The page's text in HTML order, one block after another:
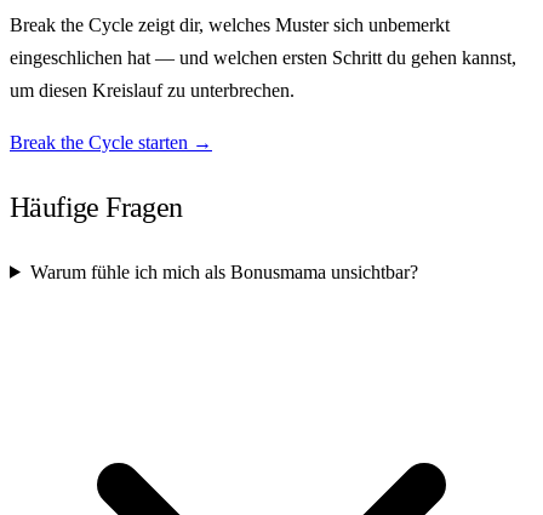
Break the Cycle zeigt dir, welches Muster sich unbemerkt
eingeschlichen hat — und welchen ersten Schritt du gehen kannst,
um diesen Kreislauf zu unterbrechen.
Break the Cycle starten →
Häufige Fragen
Warum fühle ich mich als Bonusmama unsichtbar?